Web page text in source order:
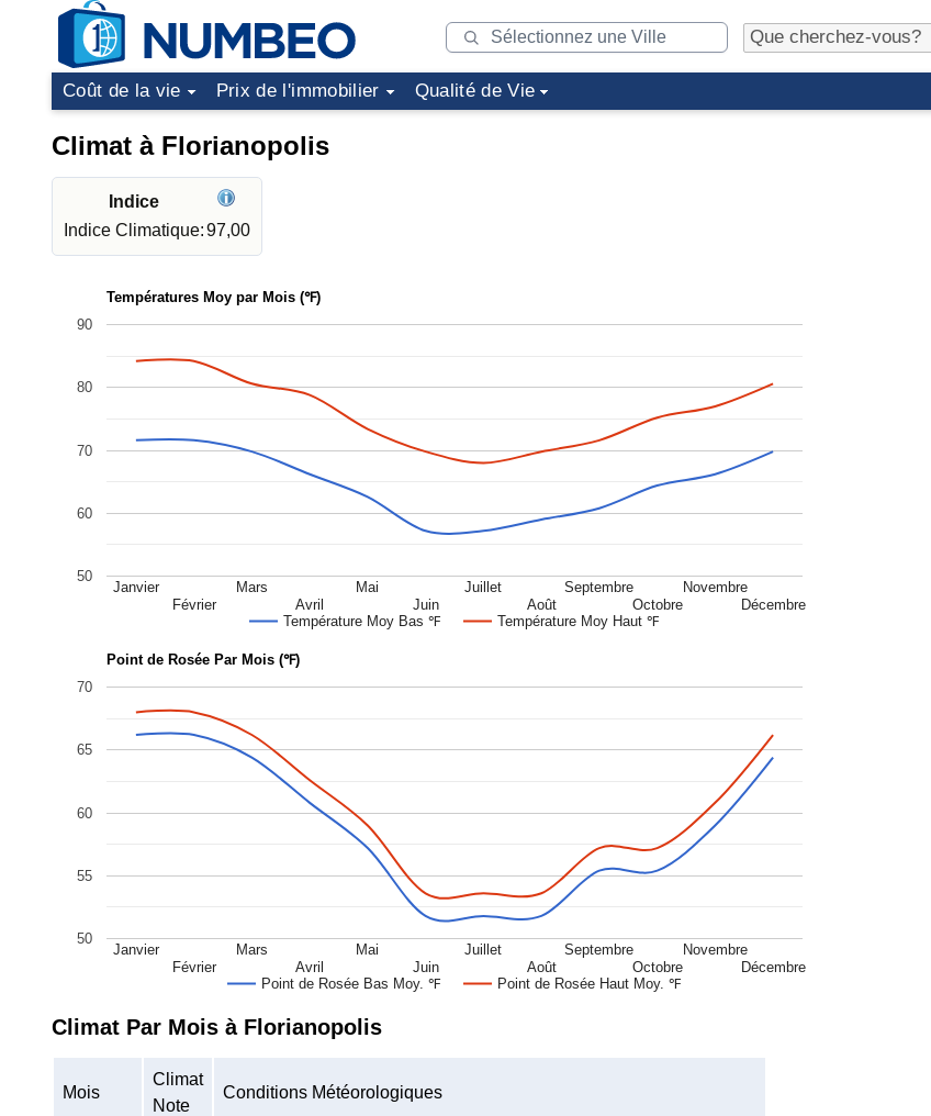
Coût de la vie Prix de l'immobilier Qualité de Vie
Climat à Florianopolis
Indice
Indice Climatique:97,00
Températures Moy par Mois (℉)
Température Moy Bas ℉ Température Moy Haut ℉
Janvier
Février
Mars
Avril
Mai
Juin
Juillet
Août
Septembre
Octobre
Novembre
Décembre
50
60
70
80
90
Point de Rosée Par Mois (℉)
Point de Rosée Bas Moy. ℉ Point de Rosée Haut Moy. ℉
Janvier
Février
Mars
Avril
Mai
Juin
Juillet
Août
Septembre
Octobre
Novembre
Décembre
50
55
60
65
70
Climat Par Mois à Florianopolis
Mois
Climat
Note
Conditions Météorologiques